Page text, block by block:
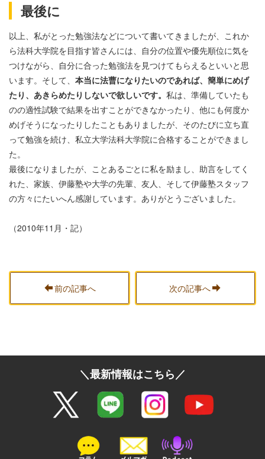
最後に
以上、私がとった勉強法などについて書いてきましたが、これか
ら法科大学院を目指す皆さんには、自分の位置や優先順位に気を
つけながら、自分に合った勉強法を見つけてもらえるといいと思
います。そして、 本当に法曹になりたいのであれば、簡単にめげ
たり、あきらめたりしないで欲しいです。 私は、準備していたも
のの適性試験で結果を出すことができなかったり、他にも何度か
めげそうになったりしたこともありましたが、そのたびに立ち直
って勉強を続け、私立大学法科大学院に合格することができまし
た。
最後になりましたが、ことあるごとに私を励まし、助言をしてく
れた、家族、伊藤塾や大学の先輩、友人、そして伊藤塾スタッフ
の方々にたいへん感謝しています。ありがとうございました。
（2010年11月・記）
前の記事へ 次の記事へ
＼最新情報はこちら／